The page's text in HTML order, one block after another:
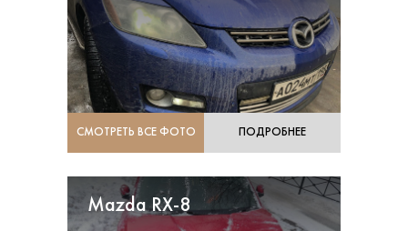
СМОТРЕТЬ ВСЕ ФОТО ПОДРОБНЕЕ
Mazda RX-8